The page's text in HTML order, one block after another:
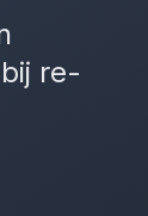
re-